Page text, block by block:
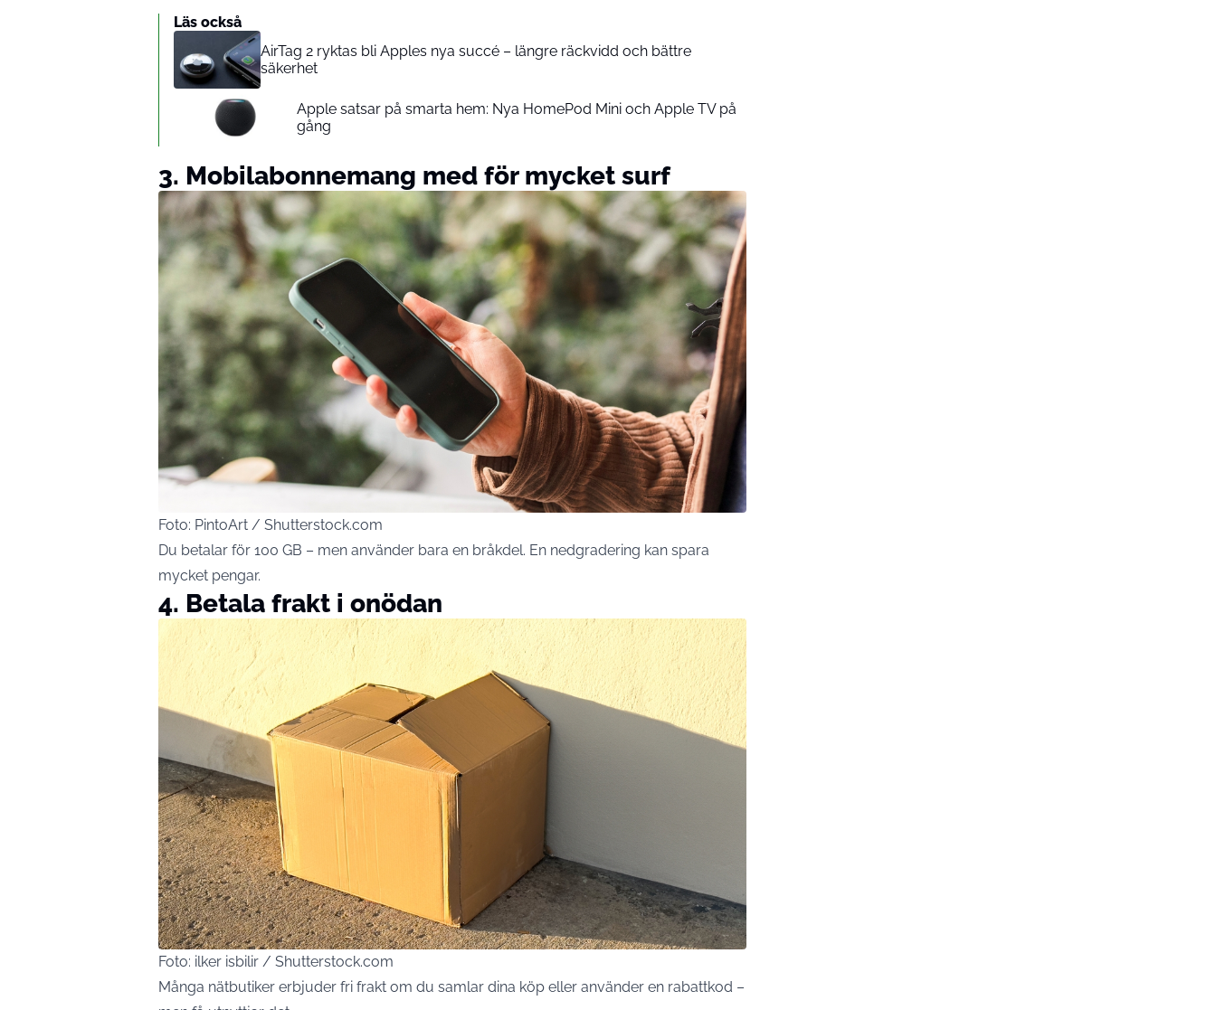
Läs också
AirTag 2 ryktas bli Apples nya succé – längre räckvidd och bättre
säkerhet
Apple satsar på smarta hem: Nya HomePod Mini och Apple TV på
gång
3. Mobilabonnemang med för mycket surf
Foto: PintoArt / Shutterstock.com
Du betalar för 100 GB – men använder bara en bråkdel. En nedgradering kan spara
mycket pengar.
4. Betala frakt i onödan
Foto: ilker isbilir / Shutterstock.com
Många nätbutiker erbjuder fri frakt om du samlar dina köp eller använder en rabattkod –